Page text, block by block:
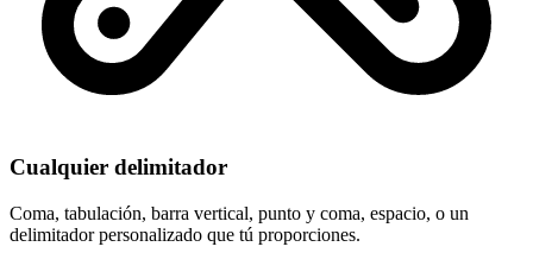
Cualquier delimitador
Coma, tabulación, barra vertical, punto y coma, espacio, o un
delimitador personalizado que tú proporciones.